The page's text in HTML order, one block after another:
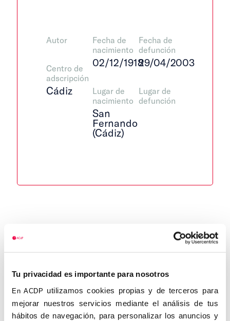
Tu privacidad es importante para nosotros
En ACDP utilizamos cookies propias y de terceros para
mejorar nuestros servicios mediante el análisis de tus
hábitos de navegación, para personalizar los anuncios y
Autor
Centro de
adscripción
Cádiz
Fecha de
nacimiento
02/12/1918
Lugar de
nacimiento
San
Fernando
(Cádiz)
Fecha de
defunción
29/04/2003
Lugar de
defunción
Se licenció en Derecho. Fue Jefe de la
Asesoría Jurídica de la Jefatura Provincial
del Movimiento Nacional en Cádiz.
Desempeñó el cargo de Oficial del Banco